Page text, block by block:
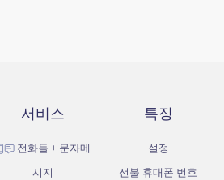
서비스
전화들 + 문자메
시지
특징
설정
선불 휴대폰 번호